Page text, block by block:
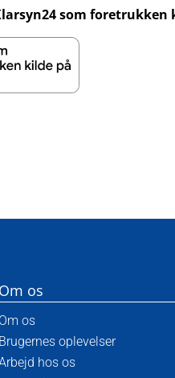
som foretrukken
Om os
Om os
Brugernes oplevelser
hos os